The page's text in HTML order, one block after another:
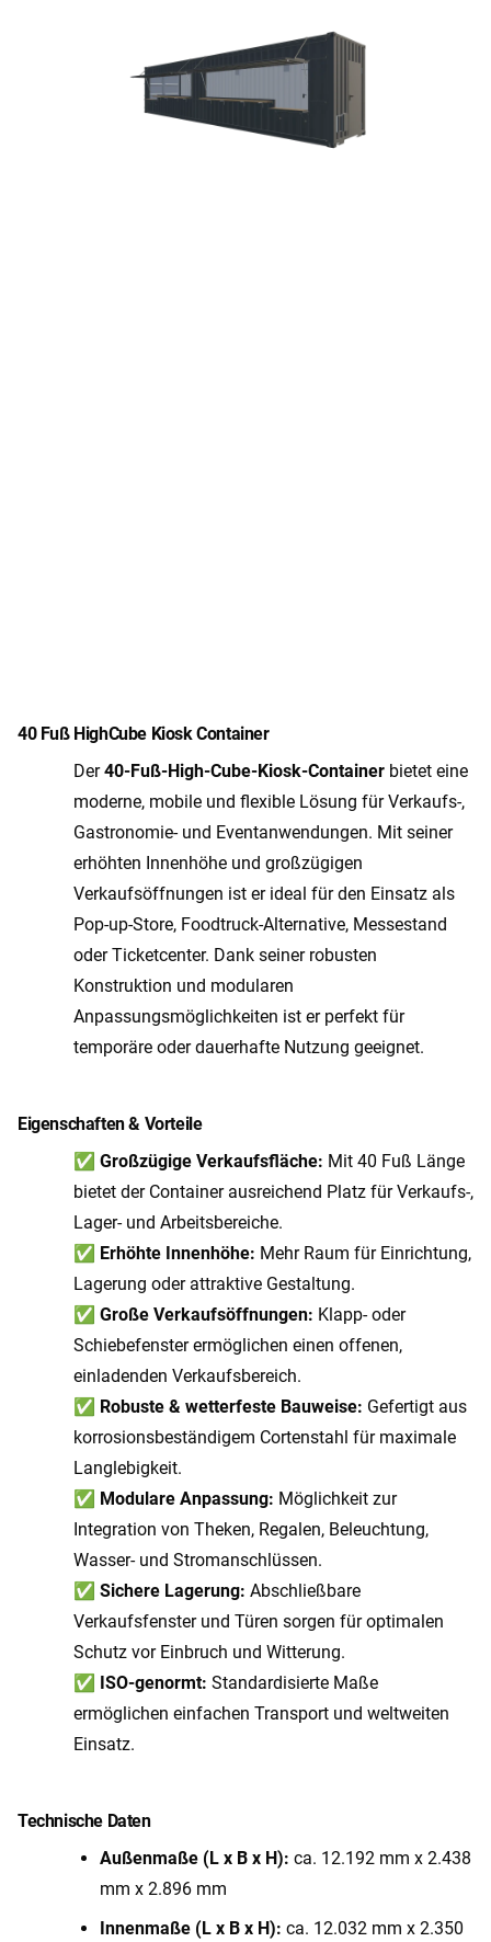
40 Fuß HighCube Kiosk Container
Der40-Fuß-High-Cube-Kiosk-Containerbietet eine
moderne, mobile und flexible Lösung für Verkaufs-,
Gastronomie- und Eventanwendungen. Mit seiner
erhöhten Innenhöhe und großzügigen
Verkaufsöffnungen ist er ideal für den Einsatz als
Pop-up-Store, Foodtruck-Alternative, Messestand
oder Ticketcenter. Dank seiner robusten
Konstruktion und modularen
Anpassungsmöglichkeiten ist er perfekt für
temporäre oder dauerhafte Nutzung geeignet.
Eigenschaften & Vorteile
✅ Großzügige Verkaufsfläche: Mit 40 Fuß Länge
bietet der Container ausreichend Platz für Verkaufs-,
Lager- und Arbeitsbereiche.
✅ Erhöhte Innenhöhe: Mehr Raum für Einrichtung,
Lagerung oder attraktive Gestaltung.
✅ Große Verkaufsöffnungen: Klapp- oder
Schiebefenster ermöglichen einen offenen,
einladenden Verkaufsbereich.
✅ Robuste & wetterfeste Bauweise: Gefertigt aus
korrosionsbeständigem Cortenstahl für maximale
Langlebigkeit.
✅ Modulare Anpassung: Möglichkeit zur
Integration von Theken, Regalen, Beleuchtung,
Wasser- und Stromanschlüssen.
✅ Sichere Lagerung: Abschließbare
Verkaufsfenster und Türen sorgen für optimalen
Schutz vor Einbruch und Witterung.
✅ ISO-genormt: Standardisierte Maße
ermöglichen einfachen Transport und weltweiten
Einsatz.
Technische Daten
Außenmaße (L x B x H): ca. 12.192 mm x 2.438
mm x 2.896 mm
Innenmaße (L x B x H): ca. 12.032 mm x 2.350